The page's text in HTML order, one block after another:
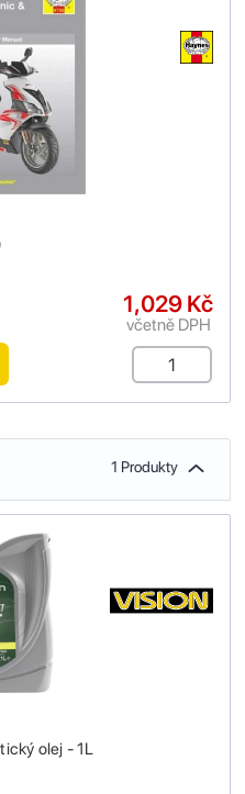
1,029 Kč
včetně DPH
1 Produkty
olej - 1L